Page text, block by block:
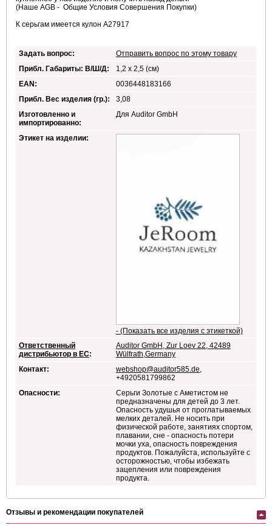
(Наше AGB - Общие Условия Совершения Покупки)
К серьгам имеется кулон A27917
Задать вопрос:
Отправить вопрос по этому товару
Прибл. Габариты: В/Ш/Д:
1,2 x 2,5 (см)
EAN:
0036448183166
Прибл. Вес изделия (гр.):
3,08
Изготовленно и
импортированно:
Для Auditor GmbH
Этикет на изделии:
- (Показать все изделия с этикеткой)
Ответственный
дистрибьютор в ЕС:
Auditor GmbH, Zur Loev 22, 42489
Wülfrath,Germany
Контакт:
webshop@auditor585.de,
+4920581799862
Опасности:
Серьги Золотые с Аметистом не
предназначены для детей до 3 лет.
Опасность удушья от проглатываемых
мелких деталей. Не носить при
физической работе, занятиях спортом,
плавании, сне - опасность потери
мочки уха, опасность повреждения
продуктов. Пожалуйста, используйте с
осторожностью, чтобы избежать
зацепления или повреждения
продукта.
Отзывы и рекомендации покупателей